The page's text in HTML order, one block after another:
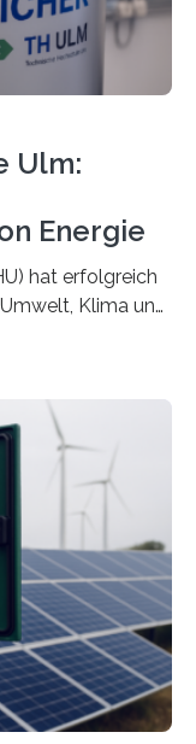
Ulm:
Energie
hat erfolgreich
Klima und
in
ist die
von
in
Das
hat eine Laufzeit
von rund 2,9
durch das